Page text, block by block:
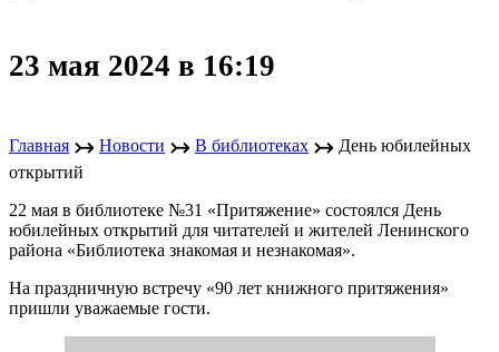
23 мая 2024 в 16:19
Главная ↣ Новости ↣ В библиотеках ↣ День юбилейных
открытий
22 мая в библиотеке №31 «Притяжение» состоялся День
юбилейных открытий для читателей и жителей Ленинского
района «Библиотека знакомая и незнакомая».
На праздничную встречу «90 лет книжного притяжения»
пришли уважаемые гости.